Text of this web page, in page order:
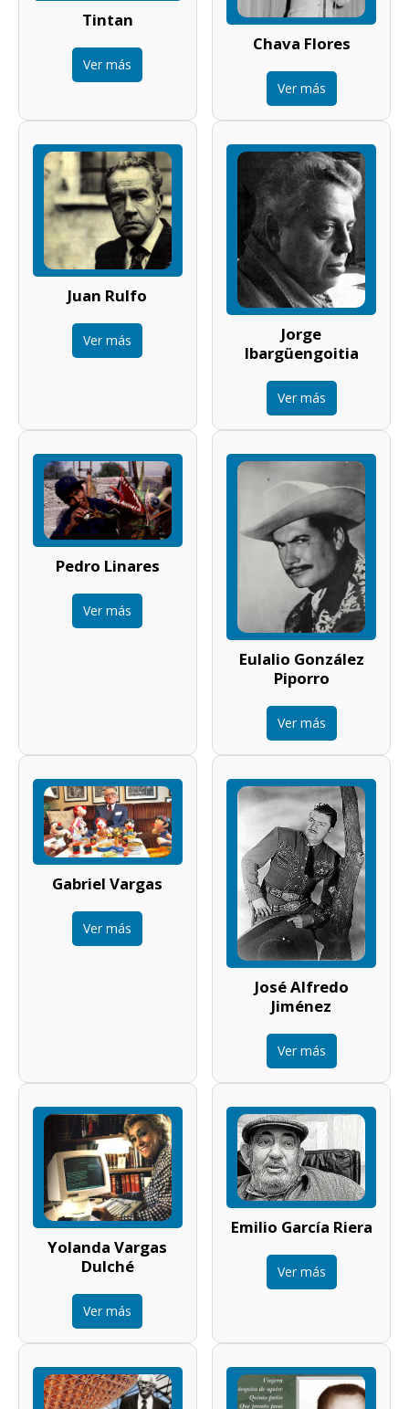
Tintan
Ver más
Chava Flores
Ver más
Juan Rulfo
Ver más
Jorge
Ibargüengoitia
Ver más
Pedro Linares
Ver más
Eulalio González
Piporro
Ver más
Gabriel Vargas
Ver más
José Alfredo
Jiménez
Ver más
Yolanda Vargas
Dulché
Ver más
Emilio García Riera
Ver más